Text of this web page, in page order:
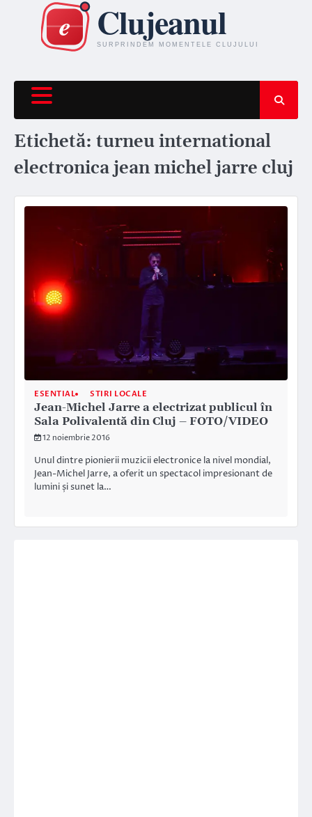
content
Etichetă: turneu international
electronica jean michel jarre cluj
ESENTIAL STIRI LOCALE
Jean-Michel Jarre a electrizat publicul în
Sala Polivalentă din Cluj – FOTO/VIDEO
12 noiembrie 2016
Unul dintre pionierii muzicii electronice la nivel mondial,
Jean-Michel Jarre, a oferit un spectacol impresionant de
lumini și sunet la…